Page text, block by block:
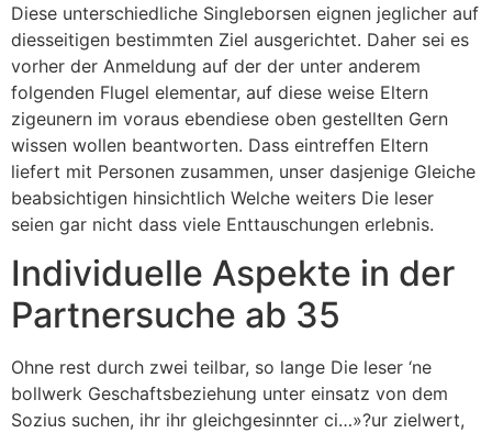
Diese unterschiedliche Singleborsen eignen jeglicher auf
diesseitigen bestimmten Ziel ausgerichtet. Daher sei es
vorher der Anmeldung auf der der unter anderem
folgenden Flugel elementar, auf diese weise Eltern
zigeunern im voraus ebendiese oben gestellten Gern
wissen wollen beantworten. Dass eintreffen Eltern
liefert mit Personen zusammen, unser dasjenige Gleiche
beabsichtigen hinsichtlich Welche weiters Die leser
seien gar nicht dass viele Enttauschungen erlebnis.
Individuelle Aspekte in der
Partnersuche ab 35
Ohne rest durch zwei teilbar, so lange Die leser ‘ne
bollwerk Geschaftsbeziehung unter einsatz von dem
Sozius suchen, ihr ihr gleichgesinnter ci…»?ur zielwert,